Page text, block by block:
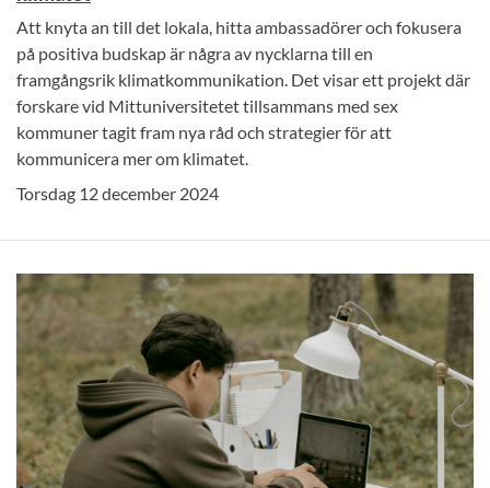
Att knyta an till det lokala, hitta ambassadörer och fokusera
på positiva budskap är några av nycklarna till en
framgångsrik klimatkommunikation. Det visar ett projekt där
forskare vid Mittuniversitetet tillsammans med sex
kommuner tagit fram nya råd och strategier för att
kommunicera mer om klimatet.
Torsdag 12 december 2024